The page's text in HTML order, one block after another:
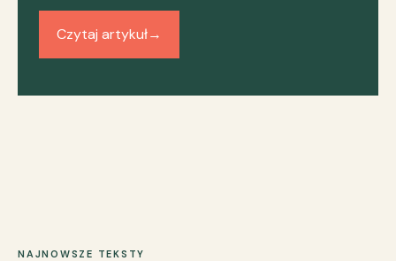
Czytaj artykuł→
NAJNOWSZE TEKSTY